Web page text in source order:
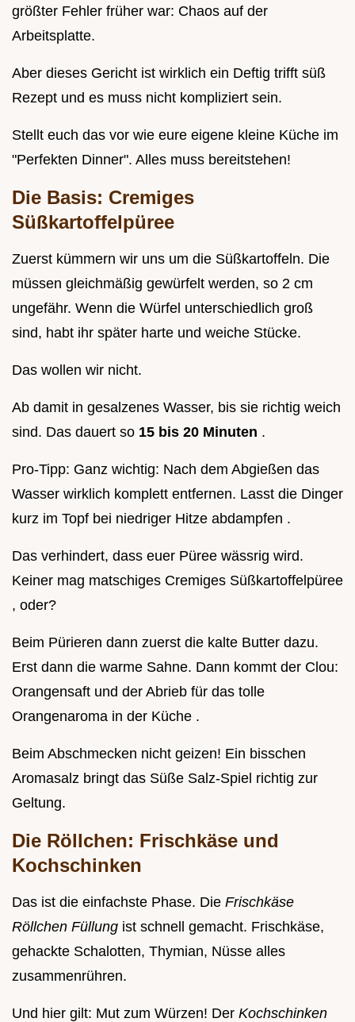
größter Fehler früher war: Chaos auf der
Arbeitsplatte.
Aber dieses Gericht ist wirklich ein Deftig trifft süß
Rezept und es muss nicht kompliziert sein.
Stellt euch das vor wie eure eigene kleine Küche im
"Perfekten Dinner". Alles muss bereitstehen!
Die Basis: Cremiges
Süßkartoffelpüree
Zuerst kümmern wir uns um die Süßkartoffeln. Die
müssen gleichmäßig gewürfelt werden, so 2 cm
ungefähr. Wenn die Würfel unterschiedlich groß
sind, habt ihr später harte und weiche Stücke.
Das wollen wir nicht.
Ab damit in gesalzenes Wasser, bis sie richtig weich
sind. Das dauert so 15 bis 20 Minuten .
Pro-Tipp: Ganz wichtig: Nach dem Abgießen das
Wasser wirklich komplett entfernen. Lasst die Dinger
kurz im Topf bei niedriger Hitze abdampfen .
Das verhindert, dass euer Püree wässrig wird.
Keiner mag matschiges Cremiges Süßkartoffelpüree
, oder?
Beim Pürieren dann zuerst die kalte Butter dazu.
Erst dann die warme Sahne. Dann kommt der Clou:
Orangensaft und der Abrieb für das tolle
Orangenaroma in der Küche .
Beim Abschmecken nicht geizen! Ein bisschen
Aromasalz bringt das Süße Salz-Spiel richtig zur
Geltung.
Die Röllchen: Frischkäse und
Kochschinken
Das ist die einfachste Phase. Die Frischkäse
Röllchen Füllung ist schnell gemacht. Frischkäse,
gehackte Schalotten, Thymian, Nüsse alles
zusammenrühren.
Und hier gilt: Mut zum Würzen! Der Kochschinken